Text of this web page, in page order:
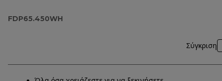
FDP65.450WH
Σύγκριση